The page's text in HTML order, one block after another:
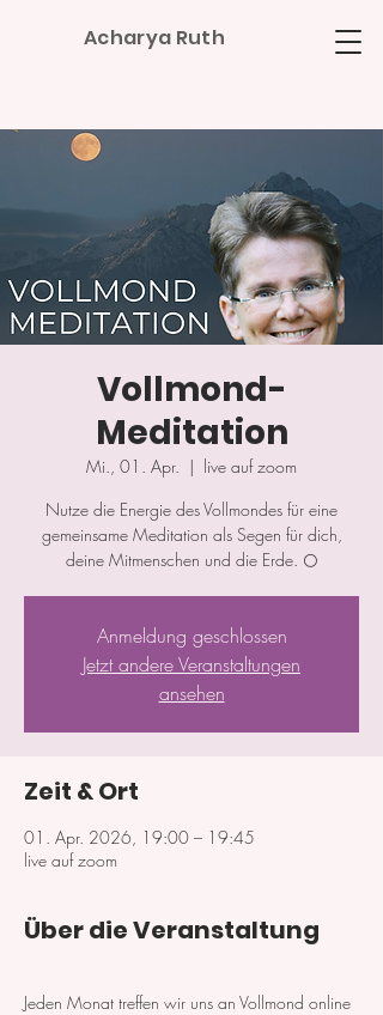
Acharya Ruth
Vollmond-
Meditation
Mi., 01. Apr.
  |
live auf zoom
Nutze die Energie des Vollmondes für eine
gemeinsame Meditation als Segen für dich,
deine Mitmenschen und die Erde. 🌕
Anmeldung geschlossen
Jetzt andere Veranstaltungen
ansehen
Zeit & Ort
01. Apr. 2026, 19:00 – 19:45
live auf zoom
Über die Veranstaltung
Jeden Monat treffen wir uns an Vollmond online